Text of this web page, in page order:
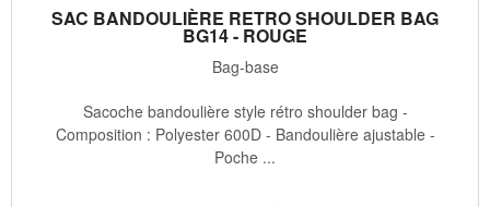
SAC BANDOULIÈRE RETRO SHOULDER BAG
BG14 - ROUGE
Bag-base
Sacoche bandoulière style rétro shoulder bag -
Composition : Polyester 600D - Bandoulière ajustable -
Poche ...